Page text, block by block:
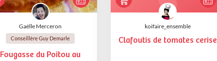
Gaëlle Merceron
Conseillère Guy Demarle
Fougasse du Poitou au
koifaire_ensemble
Clafoutis de tomates cerise